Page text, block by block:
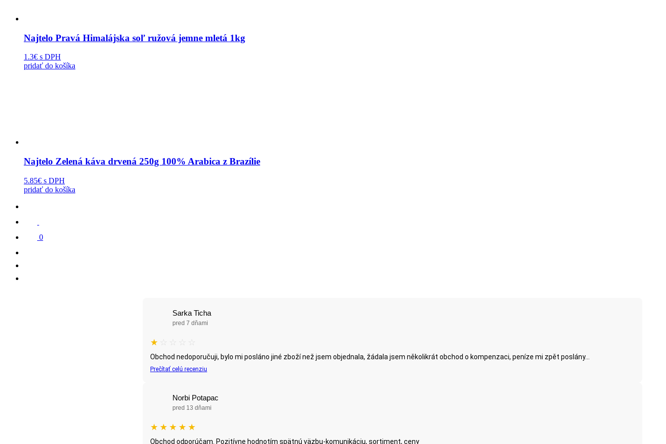
Najtelo Pravá Himalájska soľ ružová jemne mletá 1kg
1.3€ s DPH
pridať do košíka
Najtelo Zelená káva drvená 250g 100% Arabica z Brazílie
5.85€ s DPH
pridať do košíka
0
Sarka Ticha
pred 7 dňami
★ ☆ ☆ ☆ ☆
Obchod nedoporučuji, bylo mi posláno jiné zboží než jsem objednala, žádala jsem několikrát obchod o kompenzaci, peníze mi zpět poslány...
Prečítať celú recenziu
Norbi Potapac
pred 13 dňami
★ ★ ★ ★ ★
Obchod odporúčam. Pozitívne hodnotím spätnú väzbu-komunikáciu, sortiment, ceny